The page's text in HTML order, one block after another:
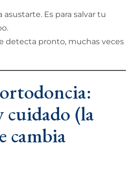
asustarte. Es para salvar tu
detecta pronto, muchas veces
cuidado (la
cambia